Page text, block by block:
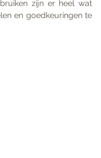
zijn er heel wat
en goedkeuringen te